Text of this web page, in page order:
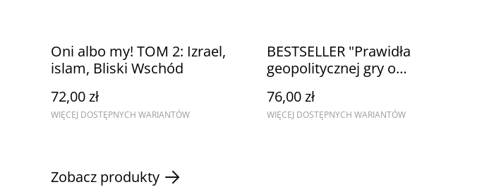
Oni albo my! TOM 2: Izrael,
islam, Bliski Wschód
72,00 zł
WIĘCEJ DOSTĘPNYCH WARIANTÓW
BESTSELLER "Prawidła
geopolitycznej gry o
76,00 zł
WIĘCEJ DOSTĘPNYCH WARIANTÓW
Zobacz produkty